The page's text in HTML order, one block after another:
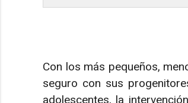
Con los más pequeños,
seguro con sus
adolescentes, la